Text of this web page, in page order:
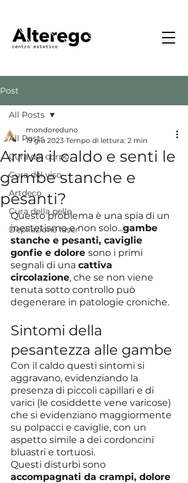
Post
All Posts
Cura del corpo
Cura del viso
Artdeco
Cura della pelle
Depilazione laser
All Posts
Arriva il caldo e senti le
gambe stanche e
pesanti?
mondoreduno
19 giu 2023 Tempo di lettura: 2 min
Questo problema è una spia di un
inestetismo e non solo...gambe
stanche e pesanti, caviglie
gonfie e dolore sono i primi
segnali di una cattiva
circolazione, che se non viene
tenuta sotto controllo può
degenerare in patologie croniche.
Sintomi della
pesantezza alle gambe
Con il caldo questi sintomi si
aggravano, evidenziando la
presenza di piccoli capillari e di
varici (le cosiddette vene varicose)
che si evidenziano maggiormente
su polpacci e caviglie, con un
aspetto simile a dei cordoncini
bluastri e tortuosi.
Questi disturbi sono
accompagnati da crampi, dolore